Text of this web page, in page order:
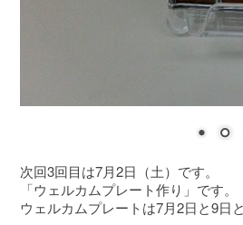
次回3回目は7月2日（土）です。
「ウェルカムプレート作り」です。
ウェルカムプレートは7月2日と9日